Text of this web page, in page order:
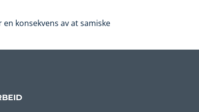
konsekvens av at samiske